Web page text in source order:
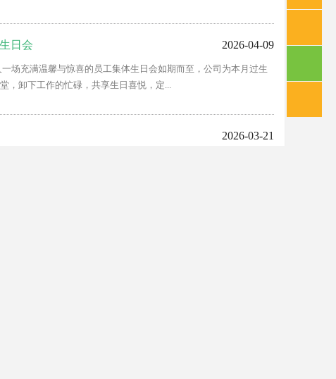
2026-04-09
日会
场充满温馨与惊喜的员工集体生日会如期而至，公司为本月过生
，卸下工作的忙碌，共享生日喜悦，定...
2026-03-21